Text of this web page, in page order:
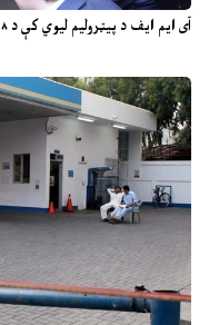
آی ایم ایف د پیټرولیم لیوي کې د ۱۸ سلنې زیاتوالي او نوو مالیو سپارښتنه کړې